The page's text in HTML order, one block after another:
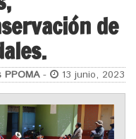
de
- 13 junio, 2023